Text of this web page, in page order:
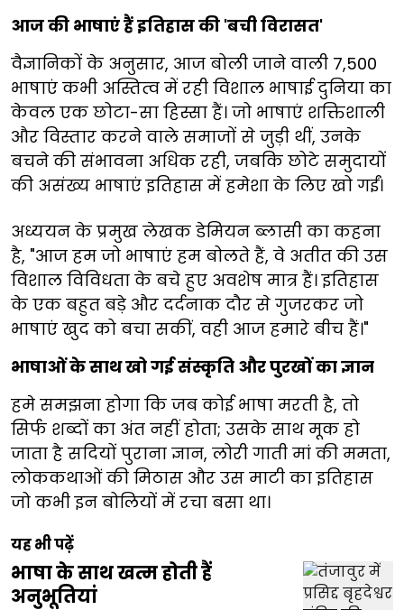
आज की भाषाएं हैं इतिहास की 'बची विरासत'
वैज्ञानिकों के अनुसार, आज बोली जाने वाली 7,500
भाषाएं कभी अस्तित्व में रही विशाल भाषाई दुनिया का
केवल एक छोटा-सा हिस्सा हैं। जो भाषाएं शक्तिशाली
और विस्तार करने वाले समाजों से जुड़ी थीं, उनके
बचने की संभावना अधिक रही, जबकि छोटे समुदायों
की असंख्य भाषाएं इतिहास में हमेशा के लिए खो गईं।
अध्ययन के प्रमुख लेखक डेमियन ब्लासी का कहना
है, "आज हम जो भाषाएं हम बोलते हैं, वे अतीत की उस
विशाल विविधता के बचे हुए अवशेष मात्र हैं। इतिहास
के एक बहुत बड़े और दर्दनाक दौर से गुजरकर जो
भाषाएं खुद को बचा सकीं, वही आज हमारे बीच हैं।"
भाषाओं के साथ खो गई संस्कृति और पुरखों का ज्ञान
हमे समझना होगा कि जब कोई भाषा मरती है, तो
सिर्फ शब्दों का अंत नहीं होता; उसके साथ मूक हो
जाता है सदियों पुराना ज्ञान, लोरी गाती मां की ममता,
लोककथाओं की मिठास और उस माटी का इतिहास
जो कभी इन बोलियों में रचा बसा था।
यह भी पढ़ें
भाषा के साथ खत्म होती हैं
अनुभूतियां